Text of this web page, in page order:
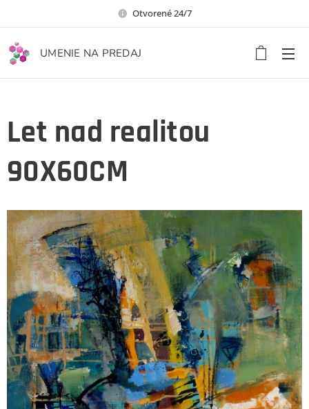
Otvorené 24/7
UMENIE NA PREDAJ
Let nad realitou
90X60CM